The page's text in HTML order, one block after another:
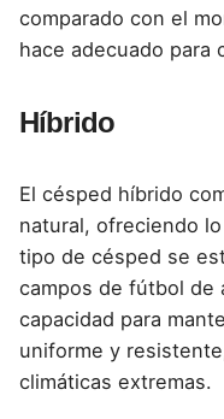
comparado con el
hace adecuado para
Híbrido
El césped híbrido
natural, ofreciendo
tipo de césped se
campos de fútbol de
capacidad para
uniforme y
climáticas extremas.